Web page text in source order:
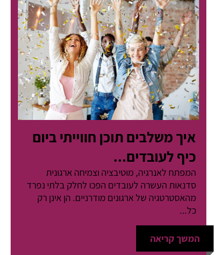
איך משלבים תוכן חווייתי ביום
כיף לעובדים...
המפתח לאנרגיה, מוטיבציה וצמיחה ארגונית
סדנאות העשרה לעובדים הפכו לחלק בלתי נפרד
מהאסטרטגיה של ארגונים מודרניים. הן אינן רק
כל...
המשך קריאה